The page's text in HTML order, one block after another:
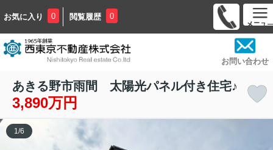
お気に入り 0 閲覧履歴 0
お問い合わせ
あきる野市雨間 太陽光パネル付き住宅♪
3,890万円
1 /6